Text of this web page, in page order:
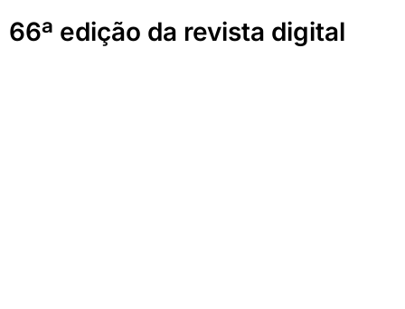
66ª edição da revista digital